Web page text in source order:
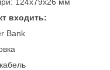
входить:
Bank